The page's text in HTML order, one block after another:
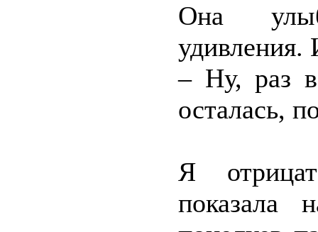
Она
удивления.
– Ну, раз
осталась,
Я
показала